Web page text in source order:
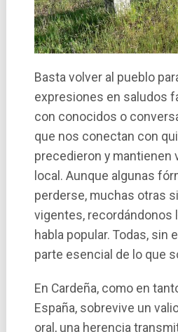
Basta volver al pueblo
expresiones en saludos
con conocidos o
que nos conectan con
precedieron y mantienen
local. Aunque algunas
perderse, muchas otras
vigentes, recordándonos
habla popular. Todas, sin
parte esencial de lo que
En Cardeña, como en
España, sobrevive un
oral, una herencia